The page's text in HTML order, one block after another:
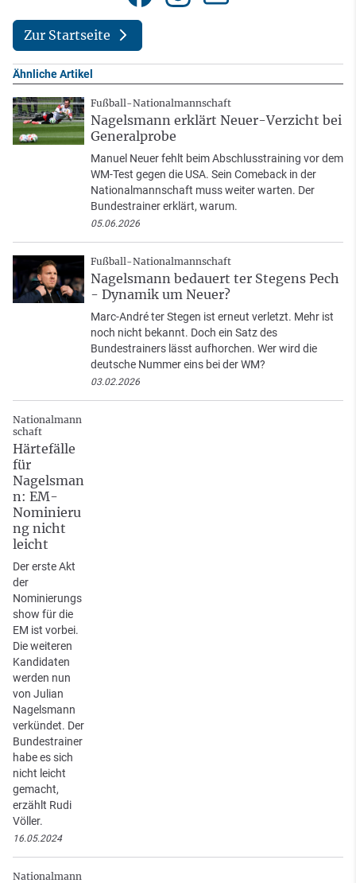
Zur Startseite
Ähnliche Artikel
Fußball-Nationalmannschaft
Nagelsmann erklärt Neuer-Verzicht bei
Generalprobe
Manuel Neuer fehlt beim Abschlusstraining vor dem
WM-Test gegen die USA. Sein Comeback in der
Nationalmannschaft muss weiter warten. Der
Bundestrainer erklärt, warum.
05.06.2026
Fußball-Nationalmannschaft
Nagelsmann bedauert ter Stegens Pech
- Dynamik um Neuer?
Marc-André ter Stegen ist erneut verletzt. Mehr ist
noch nicht bekannt. Doch ein Satz des
Bundestrainers lässt aufhorchen. Wer wird die
deutsche Nummer eins bei der WM?
03.02.2026
Nationalmann
schaft
Härtefälle
für
Nagelsman
n: EM-
Nominieru
ng nicht
leicht
Der erste Akt
der
Nominierungs
show für die
EM ist vorbei.
Die weiteren
Kandidaten
werden nun
von Julian
Nagelsmann
verkündet. Der
Bundestrainer
habe es sich
nicht leicht
gemacht,
erzählt Rudi
Völler.
16.05.2024
Nationalmann